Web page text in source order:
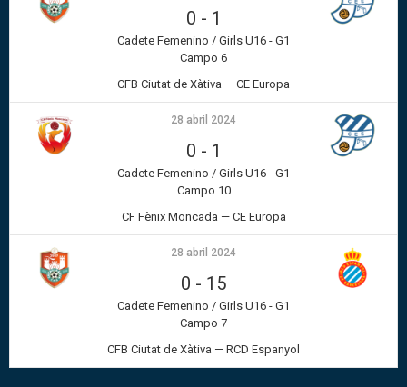
0 - 1
Cadete Femenino / Girls U16 - G1
Campo 6
CFB Ciutat de Xàtiva — CE Europa
28 abril 2024
0 - 1
Cadete Femenino / Girls U16 - G1
Campo 10
CF Fènix Moncada — CE Europa
28 abril 2024
0 - 15
Cadete Femenino / Girls U16 - G1
Campo 7
CFB Ciutat de Xàtiva — RCD Espanyol